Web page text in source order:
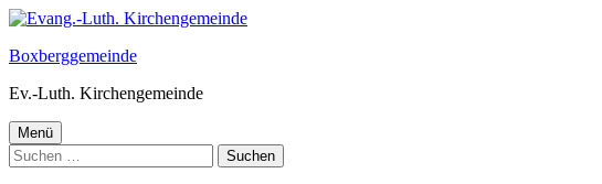
Springe
Inhalt
Boxberggemeinde
Ev.-Luth. Kirchengemeinde
Primäres
Menü
Menü
Suchen
nach: